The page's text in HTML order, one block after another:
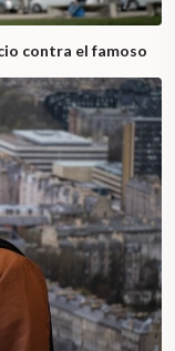
contra el famoso